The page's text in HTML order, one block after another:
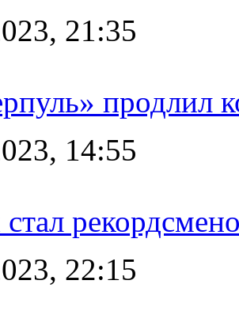
21:35
продлил
14:55
стал
22:15